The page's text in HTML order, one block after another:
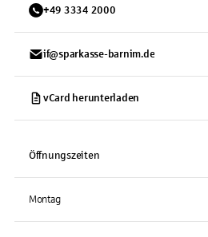
+49 3334 2000
if@sparkasse-barnim.de
vCard herunterladen
Öffnungszeiten
Montag